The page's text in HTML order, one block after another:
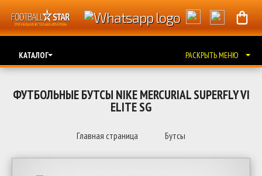
КАТАЛОГ РАСКРЫТЬ МЕНЮ
ФУТБОЛЬНЫЕ БУТСЫ NIKE MERCURIAL SUPERFLY VI
ELITE SG
Главная страница Бутсы